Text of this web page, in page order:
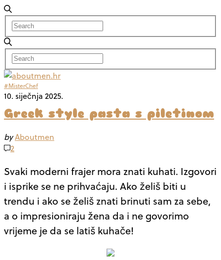
#MisterChef
10. siječnja 2025.
Greek style pasta s piletinom
byAboutmen
2
Svaki moderni frajer mora znati kuhati. Izgovori
i isprike se ne prihvaćaju. Ako želiš biti u
trendu i ako se želiš znati brinuti sam za sebe,
a o impresioniraju žena da i ne govorimo
vrijeme je da se latiš kuhače!